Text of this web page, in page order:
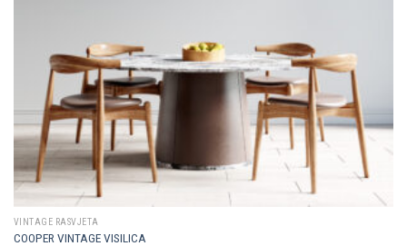
VINTAGE RASVJETA
COOPER VINTAGE VISILICA